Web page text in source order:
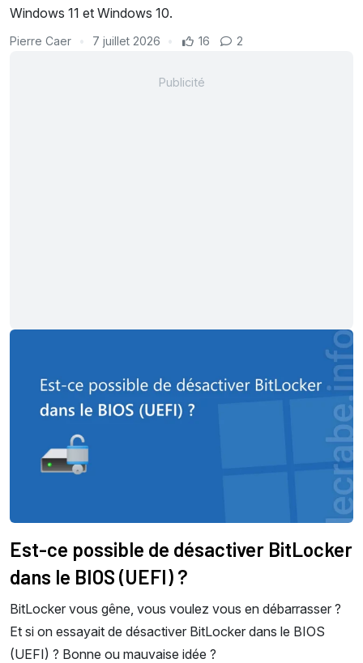
Windows 11 et Windows 10.
Pierre Caer 7 juillet 2026 16 2
Est-ce possible de désactiver BitLocker
dans le BIOS (UEFI) ?
BitLocker vous gêne, vous voulez vous en débarrasser ?
Et si on essayait de désactiver BitLocker dans le BIOS
(UEFI) ? Bonne ou mauvaise idée ?